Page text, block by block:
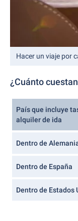
Hacer un viaje por
¿Cuánto
País que incluye
alquiler de ida
Dentro de
Dentro de España
Dentro de Estados